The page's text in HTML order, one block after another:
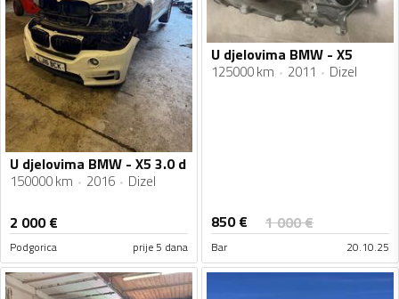
U djelovima BMW - X5 3.0 d
150000 km 2016 Dizel
2 000€
Podgorica prije 5 dana
U djelovima BMW - X5
125000 km 2011 Dizel
850€ 1 000€
Bar 20.10.25